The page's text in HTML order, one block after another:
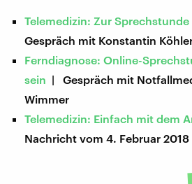
Telemedizin: Zur
Gespräch mit Konstantin
Ferndiagnose: Online-
sein | Gespräch mit
Wimmer
Telemedizin: Einfach mit dem
Nachricht vom 4. Februar 2018